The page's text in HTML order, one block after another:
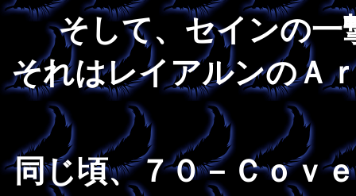
そして、セインの一
それはレイアルンのＡ
同じ頃、７０－Ｃｏｖ